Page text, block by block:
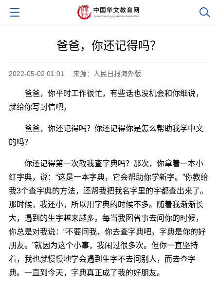
爸爸，你还记得吗？
2022-05-02 01:01 来源：人民日报海外版
爸爸，你平时工作很忙，有些话也没机会和你细说，
就给你写封信吧。
爸爸，你还记得吗？你还记得你是怎么帮助我学中文
的吗？
你还记得第一次教我查字典吗？那次，你拿着一本小
红字典，说：“这是一本字典，它会帮助你学新字。”你教给
我3个查字典的方法，还帮我把我名字里的字都查出来了。
那时候，我还小，所以用字典的时候不多。随着我渐渐长
大，遇到的生字越来越多。每当我图省事去问你的时候，
你总是对我说：“不要问我，你去查字典吧。字典是你的好
朋友。”就因为这个小事，我闹过很多次。但你一直坚持
着，我也就慢慢地学会遇到生字不去问别人，而去查字
典。一直到今天，字典真正成了我的好朋友。